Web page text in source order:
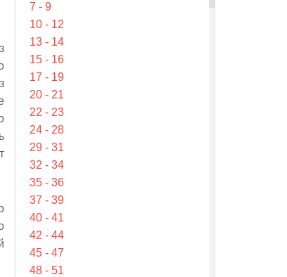
7 - 9
10 - 12
13 - 14
15 - 16
17 - 19
20 - 21
22 - 23
24 - 28
29 - 31
32 - 34
35 - 36
37 - 39
40 - 41
42 - 44
45 - 47
48 - 51